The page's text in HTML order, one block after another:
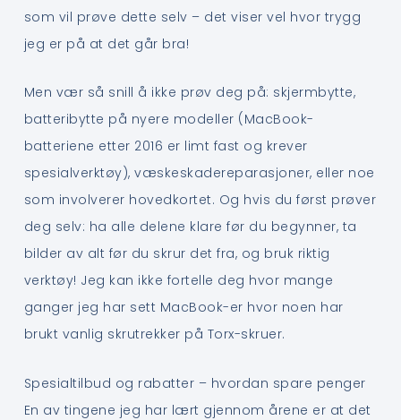
som vil prøve dette selv – det viser vel hvor trygg
jeg er på at det går bra!
Men vær så snill å ikke prøv deg på: skjermbytte,
batteribytte på nyere modeller (MacBook-
batteriene etter 2016 er limt fast og krever
spesialverktøy), væskeskadereparasjoner, eller noe
som involverer hovedkortet. Og hvis du først prøver
deg selv: ha alle delene klare før du begynner, ta
bilder av alt før du skrur det fra, og bruk riktig
verktøy! Jeg kan ikke fortelle deg hvor mange
ganger jeg har sett MacBook-er hvor noen har
brukt vanlig skrutrekker på Torx-skruer.
Spesialtilbud og rabatter – hvordan spare penger
En av tingene jeg har lært gjennom årene er at det